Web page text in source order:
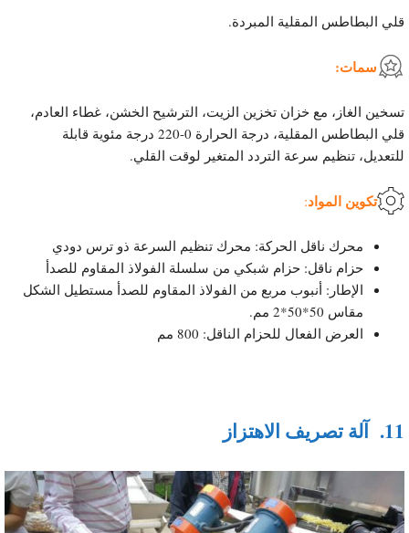
قلي البطاطس المقلية المبردة.
سمات:
تسخين الغاز، مع خزان تخزين الزيت، الترشيح الخشن، غطاء العادم،
قلي البطاطس المقلية، درجة الحرارة 0-220 درجة مئوية قابلة
للتعديل، تنظيم سرعة التردد المتغير لوقت القلي.
تكوين المواد:
محرك ناقل الحركة: محرك تنظيم السرعة ذو ترس دودي
حزام ناقل: حزام شبكي من سلسلة الفولاذ المقاوم للصدأ
الإطار: أنبوب مربع من الفولاذ المقاوم للصدأ مستطيل الشكل
مقاس 50*50*2 مم.
العرض الفعال للحزام الناقل: 800 مم
11. آلة تصريف الاهتزاز